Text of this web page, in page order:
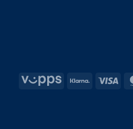
Vipps Klarna Visa